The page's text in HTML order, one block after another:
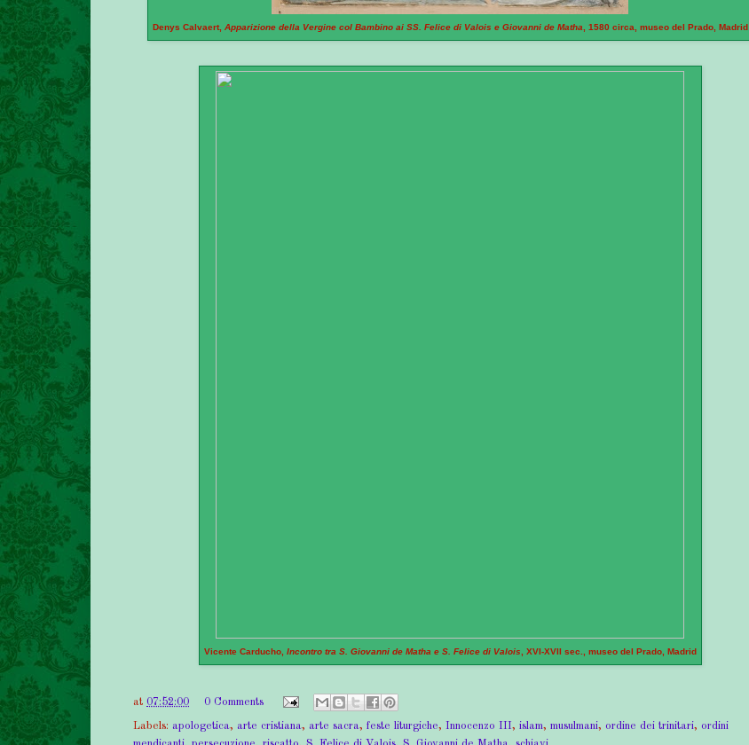
Denys Calvaert, Apparizione della Vergine col Bambino ai SS. Felice di Valois e Giovanni de Matha , 1580 circa, museo del Prado, Madrid
Vicente Carducho, Incontro tra S. Giovanni de Matha e S. Felice di Valois, XVI-XVII sec., museo del Prado, Madrid
at 07:52:00 0 Comments
Labels: apologetica, arte cristiana, arte sacra, feste liturgiche, Innocenzo III, islam, musulmani, ordine dei trinitari, ordini